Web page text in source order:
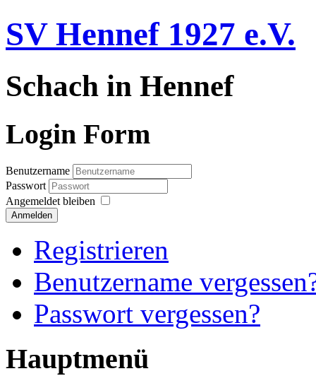
SV Hennef 1927 e.V.
Schach in Hennef
Login Form
Benutzername
Passwort
Angemeldet bleiben
Anmelden
Registrieren
Benutzername
Passwort vergessen?
Hauptmenü